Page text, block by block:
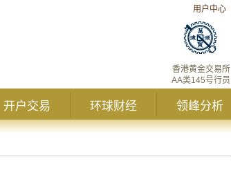
用户中心
香港黄金交易所
AA类145号行员
开户交易 环球财经 领峰分析